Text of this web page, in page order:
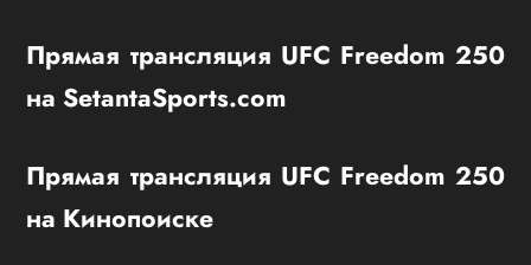
Прямая трансляция UFC Freedom 250
на SetantaSports.com
Прямая трансляция UFC Freedom 250
на Кинопоиске